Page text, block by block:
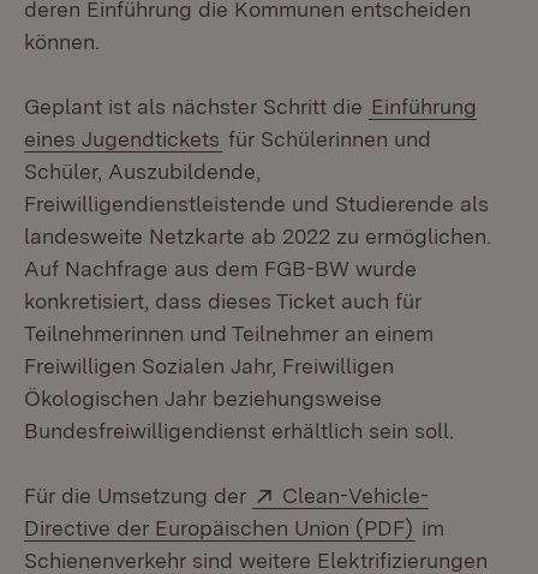
deren Einführung die Kommunen entscheiden
können.
Geplant ist als nächster Schritt die Einführung
eines Jugendtickets für Schülerinnen und
Schüler, Auszubildende,
Freiwilligendienstleistende und Studierende als
landesweite Netzkarte ab 2022 zu ermöglichen.
Auf Nachfrage aus dem FGB-BW wurde
konkretisiert, dass dieses Ticket auch für
Teilnehmerinnen und Teilnehmer an einem
Freiwilligen Sozialen Jahr, Freiwilligen
Ökologischen Jahr beziehungsweise
Bundesfreiwilligendienst erhältlich sein soll.
Für die Umsetzung der Extern:
Clean-Vehicle-
Directive der Europäischen Union (PDF) (Öffnet in
im
Schienenverkehr sind weitere Elektrifizierungen